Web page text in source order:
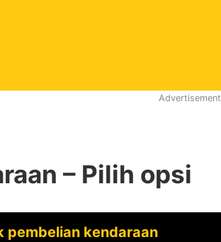
Advertisement
– Pilih opsi
pembelian kendaraan